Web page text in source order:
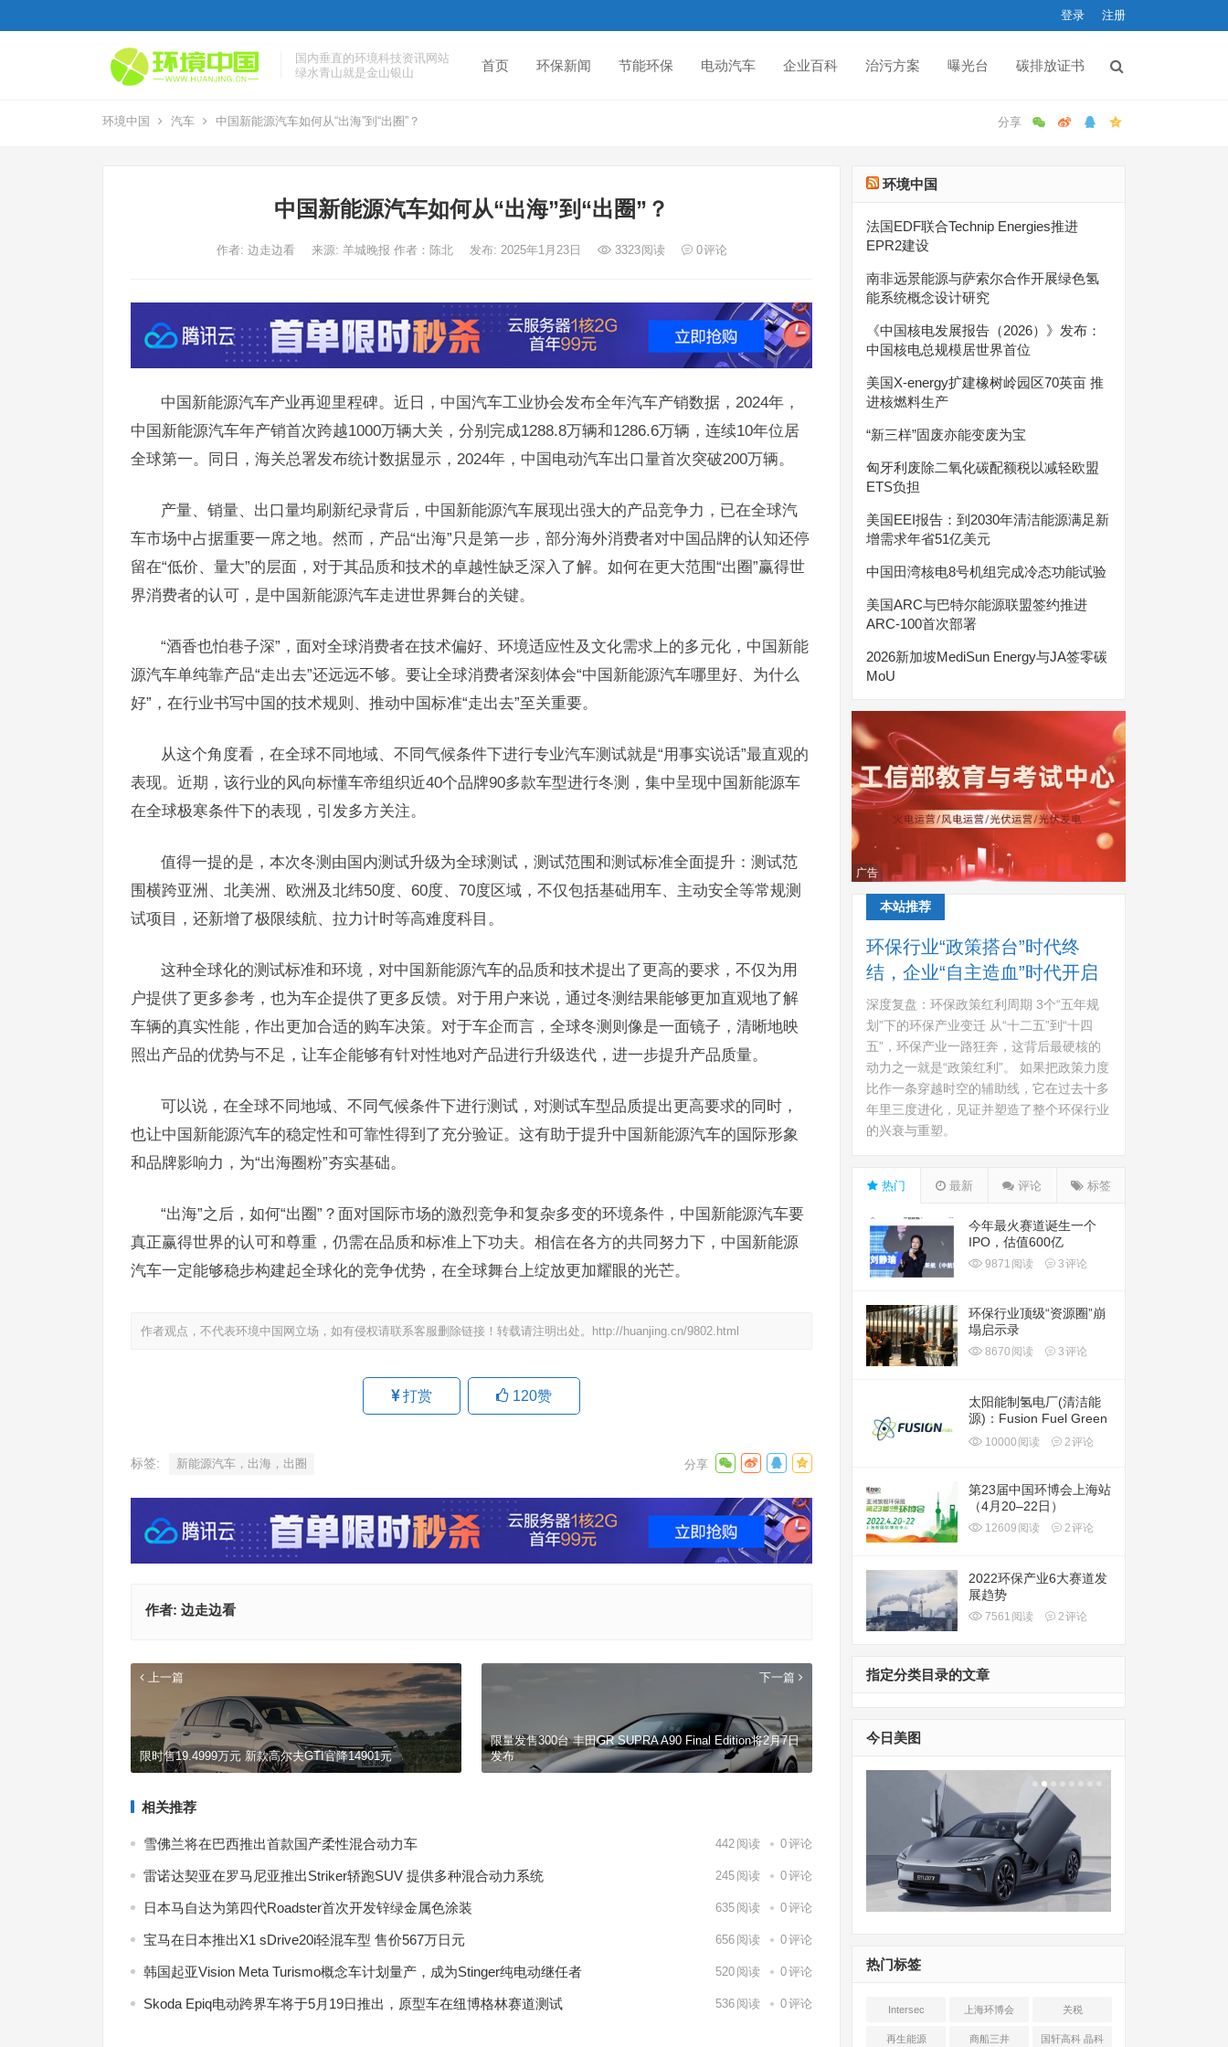
登录 注册
国内垂直的环境科技资讯网站
绿水青山就是金山银山
首页 环保新闻 节能环保 电动汽车 企业百科 治污方案 曝光台 碳排放证书
环境中国 汽车 中国新能源汽车如何从“出海”到“出圈”？
中国新能源汽车如何从“出海”到“出圈”？
作者: 边走边看 来源: 羊城晚报 作者：陈北 发布: 2025年1月23日 3323阅读 0评论
中国新能源汽车产业再迎里程碑。近日，中国汽车工业协会发布全年汽车产销数据，2024年，
中国新能源汽车年产销首次跨越1000万辆大关，分别完成1288.8万辆和1286.6万辆，连续10年位居
全球第一。同日，海关总署发布统计数据显示，2024年，中国电动汽车出口量首次突破200万辆。
产量、销量、出口量均刷新纪录背后，中国新能源汽车展现出强大的产品竞争力，已在全球汽
车市场中占据重要一席之地。然而，产品“出海”只是第一步，部分海外消费者对中国品牌的认知还停
留在“低价、量大”的层面，对于其品质和技术的卓越性缺乏深入了解。如何在更大范围“出圈”赢得世
界消费者的认可，是中国新能源汽车走进世界舞台的关键。
“酒香也怕巷子深”，面对全球消费者在技术偏好、环境适应性及文化需求上的多元化，中国新能
源汽车单纯靠产品“走出去”还远远不够。要让全球消费者深刻体会“中国新能源汽车哪里好、为什么
好”，在行业书写中国的技术规则、推动中国标准“走出去”至关重要。
从这个角度看，在全球不同地域、不同气候条件下进行专业汽车测试就是“用事实说话”最直观的
表现。近期，该行业的风向标懂车帝组织近40个品牌90多款车型进行冬测，集中呈现中国新能源车
在全球极寒条件下的表现，引发多方关注。
值得一提的是，本次冬测由国内测试升级为全球测试，测试范围和测试标准全面提升：测试范
围横跨亚洲、北美洲、欧洲及北纬50度、60度、70度区域，不仅包括基础用车、主动安全等常规测
试项目，还新增了极限续航、拉力计时等高难度科目。
这种全球化的测试标准和环境，对中国新能源汽车的品质和技术提出了更高的要求，不仅为用
户提供了更多参考，也为车企提供了更多反馈。对于用户来说，通过冬测结果能够更加直观地了解
车辆的真实性能，作出更加合适的购车决策。对于车企而言，全球冬测则像是一面镜子，清晰地映
照出产品的优势与不足，让车企能够有针对性地对产品进行升级迭代，进一步提升产品质量。
可以说，在全球不同地域、不同气候条件下进行测试，对测试车型品质提出更高要求的同时，
也让中国新能源汽车的稳定性和可靠性得到了充分验证。这有助于提升中国新能源汽车的国际形象
和品牌影响力，为“出海圈粉”夯实基础。
“出海”之后，如何“出圈”？面对国际市场的激烈竞争和复杂多变的环境条件，中国新能源汽车要
真正赢得世界的认可和尊重，仍需在品质和标准上下功夫。相信在各方的共同努力下，中国新能源
汽车一定能够稳步构建起全球化的竞争优势，在全球舞台上绽放更加耀眼的光芒。
作者观点，不代表环境中国网立场，如有侵权请联系客服删除链接！转载请注明出处。 http://huanjing.cn/9802.html
打赏 120赞
标签: 新能源汽车，出海，出圈
作者: 边走边看
上一篇
限时售19.4999万元 新款高尔夫GTI官降14901元
下一篇
限量发售300台 丰田GR SUPRA A90 Final Edition将2月7日
发布
相关推荐
雪佛兰将在巴西推出首款国产柔性混合动力车 442 阅读 0评论
雷诺达契亚在罗马尼亚推出Striker轿跑SUV 提供多种混合动力系统 245 阅读 0评论
日本马自达为第四代Roadster首次开发锌绿金属色涂装 635 阅读 0评论
宝马在日本推出X1 sDrive20i轻混车型 售价567万日元 656 阅读 0评论
韩国起亚Vision Meta Turismo概念车计划量产，成为Stinger纯电动继任者 520 阅读 0评论
Skoda Epiq电动跨界车将于5月19日推出，原型车在纽博格林赛道测试 536 阅读 0评论
环境中国
法国EDF联合Technip Energies推进
EPR2建设
南非远景能源与萨索尔合作开展绿色氢
能系统概念设计研究
《中国核电发展报告（2026）》发布：
中国核电总规模居世界首位
美国X-energy扩建橡树岭园区70英亩 推
进核燃料生产
“新三样”固废亦能变废为宝
匈牙利废除二氧化碳配额税以减轻欧盟
ETS负担
美国EEI报告：到2030年清洁能源满足新
增需求年省51亿美元
中国田湾核电8号机组完成冷态功能试验
美国ARC与巴特尔能源联盟签约推进
ARC-100首次部署
2026新加坡MediSun Energy与JA签零碳
MoU
广告
本站推荐
环保行业“政策搭台”时代终
结，企业“自主造血”时代开启
深度复盘：环保政策红利周期 3个“五年规
划”下的环保产业变迁 从“十二五”到“十四
五”，环保产业一路狂奔，这背后最硬核的
动力之一就是“政策红利”。 如果把政策力度
比作一条穿越时空的辅助线，它在过去十多
年里三度进化，见证并塑造了整个环保行业
的兴衰与重塑。
热门 最新 评论 标签
今年最火赛道诞生一个
IPO，估值600亿
9871 阅读 3评论
环保行业顶级“资源圈”崩
塌启示录
8670 阅读 3评论
太阳能制氢电厂(清洁能
源)：Fusion Fuel Green
plc(HTOO)
10000 阅读 2评论
第23届中国环博会上海站
（4月20–22日）
12609 阅读 2评论
2022环保产业6大赛道发
展趋势
7561 阅读 2评论
指定分类目录的文章
今日美图
7月9日 上海合作组织国家绿色发展论坛开幕
式现场
热门标签
Intersec
Shanghai
上海环博会 关税
再生能源 商船三井 国轩高科 晶科